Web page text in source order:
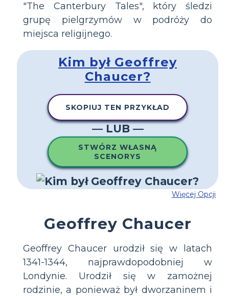
"The Canterbury Tales", który śledzi
grupę pielgrzymów w podróży do
miejsca religijnego.
Kim był Geoffrey
Chaucer?
SKOPIUJ TEN PRZYKŁAD
— LUB —
STWÓRZ WŁASNĄ
SCENORYS
Więcej Opcji
Geoffrey Chaucer
Geoffrey Chaucer urodził się w latach
1341-1344, najprawdopodobniej w
Londynie. Urodził się w zamożnej
rodzinie, a ponieważ był dworzaninem i